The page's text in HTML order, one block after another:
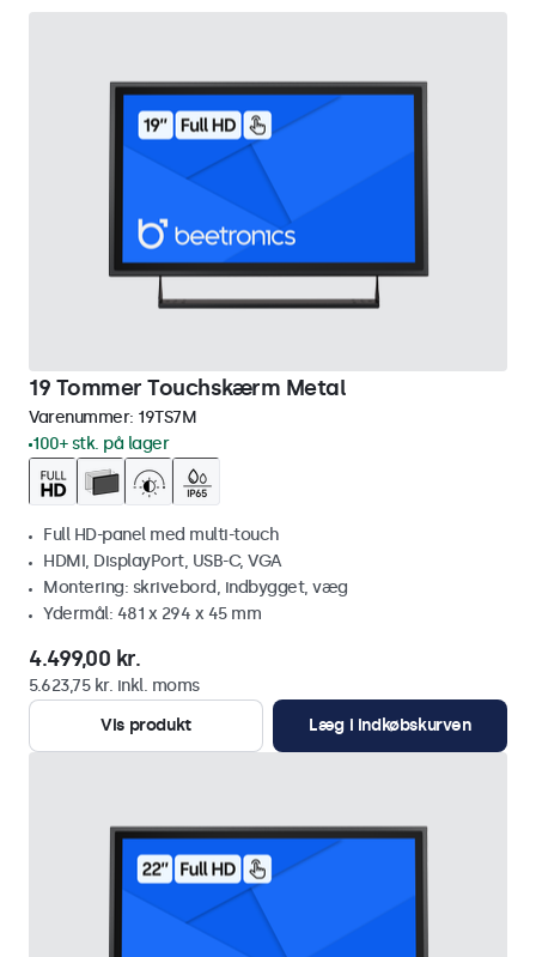
19 Tommer Touchskærm Metal
Varenummer: 19TS7M
100+ stk. på lager
Full HD-panel med multi-touch
HDMI, DisplayPort, USB-C, VGA
Montering: skrivebord, indbygget, væg
Ydermål: 481 x 294 x 45 mm
4.499,00 kr.
5.623,75 kr. inkl. moms
Vis produkt
Læg i indkøbskurven